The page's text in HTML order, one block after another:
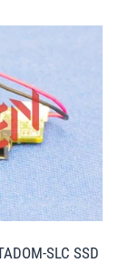
SLC SSD